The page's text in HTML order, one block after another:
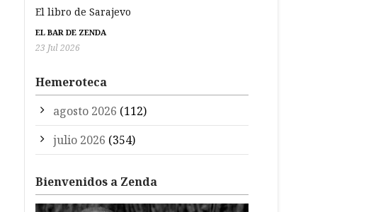
El libro de Sarajevo
EL BAR DE ZENDA
23 Jul 2026
Hemeroteca
agosto 2026 (112)
julio 2026 (354)
Bienvenidos a Zenda